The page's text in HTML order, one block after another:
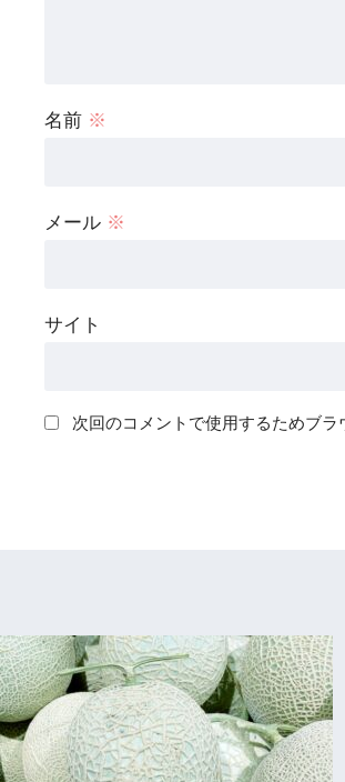
名前 ※
メール ※
サイト
次回のコメントで使用するためブラ